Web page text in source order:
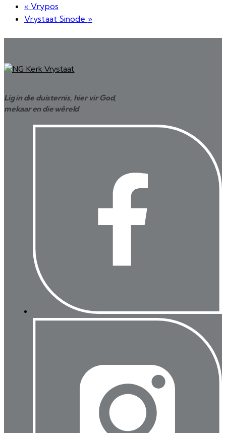
« Vrypos
Vrystaat Sinode »
Lig in die duisternis, hier vir God,
mekaar en die wêreld